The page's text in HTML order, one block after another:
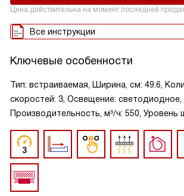
Цена действительна на момент последней
Все инструкции
Ключевые особенности
Тип: встраиваемая, Ширина, см: 49.6,
скоростей: 3, Освещение: светодиодное,
Производительность, м³/ч: 550, Уровень